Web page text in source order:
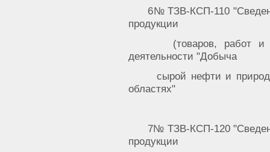
6№ ТЗВ-КСП-110
продукции
(товаров, работ
деятельности "Добыча
сырой нефти и
областях"
7№ ТЗВ-КСП-120
продукции